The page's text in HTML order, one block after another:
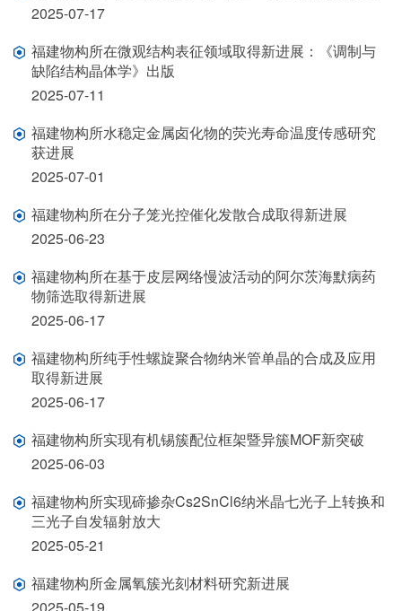
2025-07-17
福建物构所在微观结构表征领域取得新进展：《调制与
缺陷结构晶体学》出版
2025-07-11
福建物构所水稳定金属卤化物的荧光寿命温度传感研究
获进展
2025-07-01
福建物构所在分子笼光控催化发散合成取得新进展
2025-06-23
福建物构所在基于皮层网络慢波活动的阿尔茨海默病药
物筛选取得新进展
2025-06-17
福建物构所纯手性螺旋聚合物纳米管单晶的合成及应用
取得新进展
2025-06-17
福建物构所实现有机锡簇配位框架暨异簇MOF新突破
2025-06-03
福建物构所实现碲掺杂Cs2SnCl6纳米晶七光子上转换和
三光子自发辐射放大
2025-05-21
福建物构所金属氧簇光刻材料研究新进展